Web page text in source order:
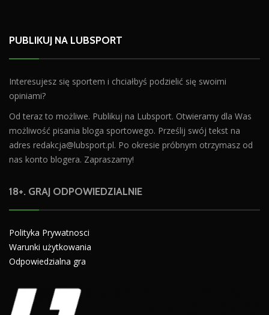
PUBLIKUJ NA LUBSPORT
Interesujesz się sportem i chciałbyś podzielić się swoimi
opiniami?
Od teraz to możliwe. Publikuj na Lubsport. Otwieramy dla Was
możliwość pisania bloga sportowego. Prześlij swój tekst na
adres redakcja@lubsport.pl. Po okresie próbnym otrzymasz od
nas konto blogera. Zapraszamy!
18+. GRAJ ODPOWIEDZIALNIE
Polityka Prywatnosci
Warunki użytkowania
Odpowiedzialna gra